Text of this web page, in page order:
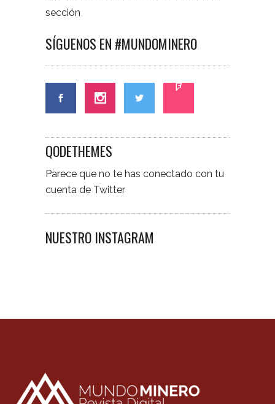
sección
SÍGUENOS EN #MUNDOMINERO
QODETHEMES
Parece que no te has conectado con tu
cuenta de Twitter
NUESTRO INSTAGRAM